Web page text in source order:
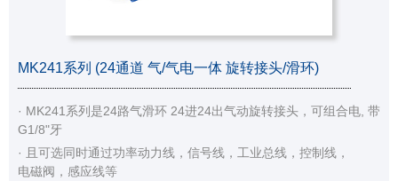
MK241系列 (24通道 气/气电一体 旋转接头/滑环)
· MK241系列是24路气滑环 24进24出气动旋转接头，可组合电, 带
G1/8"牙
· 且可选同时通过功率动力线，信号线，工业总线，控制线，
电磁阀，感应线等